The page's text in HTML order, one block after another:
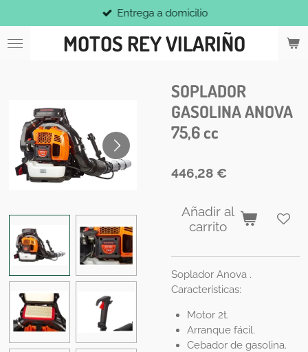
al
contenido
MOTOS REY VILARIÑO
Entrega a domicilio
SOPLADOR
GASOLINA ANOVA
75,6 cc
446,28 €
Añadir al
carrito
Soplador Anova .
Características:
Motor 2t.
Arranque fácil.
Cebador de gasolina.